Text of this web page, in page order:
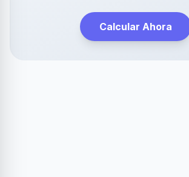
Calcular Ahora